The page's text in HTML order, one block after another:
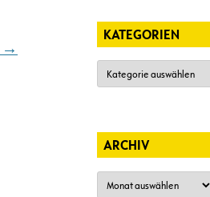
→
KATEGORIEN
Kategorien
ARCHIV
Archiv